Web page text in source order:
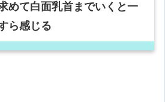
めて白面乳首までいくと一
ら感じる